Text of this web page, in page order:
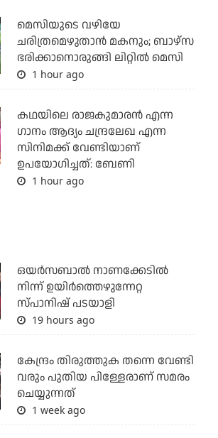
മെസിയുടെ വഴിയേ
ചരിത്രമെഴുതാന്‍ മകനും; ബാഴ്‌സ
ഭരിക്കാനൊരുങ്ങി ലിറ്റില്‍ മെസി
1 hour ago
കഥയിലെ രാജകുമാരൻ എന്ന
ഗാനം ആദ്യം ചന്ദ്രലേഖ എന്ന
സിനിമക്ക് വേണ്ടിയാണ്
ഉപയോഗിച്ചത്: ബേണി
1 hour ago
ഒയര്‍സബാൽ നാണക്കേടിൽ
നിന്ന് ഉയിർത്തെഴുന്നേറ്റ
സ്പാനിഷ് പടയാളി
19 hours ago
കേന്ദ്രം തിരുത്തുക തന്നെ വേണ്ടി
വരും പുതിയ പിള്ളേരാണ് സമരം
ചെയ്യുന്നത്
1 week ago